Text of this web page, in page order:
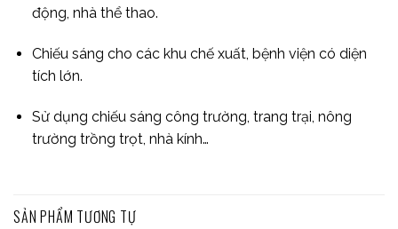
động, nhà thể thao.
Chiếu sáng cho các khu chế xuất, bệnh viện có diện
tích lớn.
Sử dụng chiếu sáng công trường, trang trại, nông
trường trồng trọt, nhà kính…
SẢN PHẨM TƯƠNG TỰ